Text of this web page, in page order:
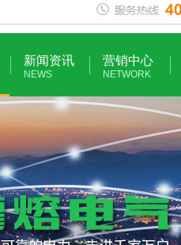
新闻资讯
NEWS
营销中心
NETWORK